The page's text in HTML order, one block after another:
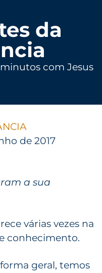
da
com Jesus
de 2017
a sua
várias vezes na
conhecimento.
geral, temos